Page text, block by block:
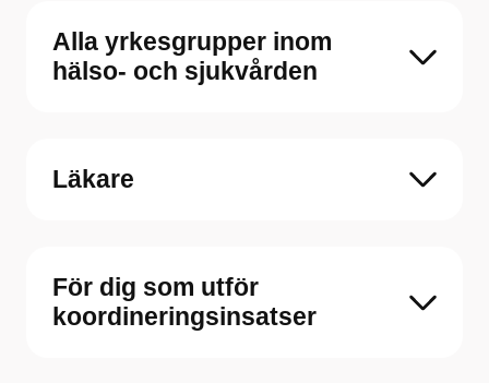
Alla yrkesgrupper inom
hälso- och sjukvården
Läkare
För dig som utför
koordineringsinsatser